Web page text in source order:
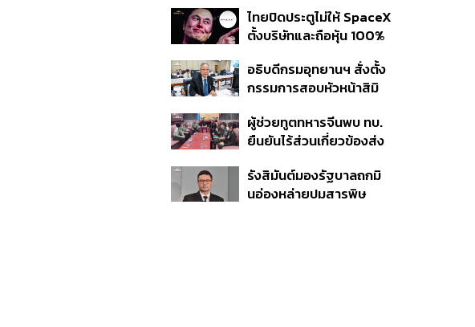
สาวทีมชาติไทย 15 ส.ค.นี้
ไทยปิดประตูไม่ให้ SpaceX
ตั้งบริษัทและถือหุ้น 100%
ต่ำเป็นเรื่องอธิปไตย ไม่
ยอมแลกในโต๊ะเจรจาการ
อธิบดีกรมอุทยานฯ สั่งตั้ง
กรรมการสอบหัวหน้าสิมิ
แรม ทั้งที่ประกาศห้ามค้าง
คืนตั้งแต่ปี 61
ผู้ช่วยทูตทหารจีนพบ ทบ.
ยืนยันไร้ส่วนเกี่ยวข้องส่ง
ชายแดน ย้ำจริงใจต่อไทย
หวังเห็นทางออกสันติวิธี
รังสิมันต์มองรัฐบาลถกมิ
นอ่องหล่ายปมสารพิษ